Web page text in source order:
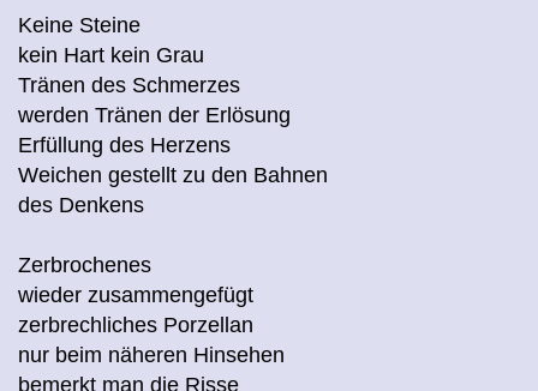
Keine Steine
kein Hart kein Grau
Tränen des Schmerzes
werden Tränen der Erlösung
Erfüllung des Herzens
Weichen gestellt zu den Bahnen
des Denkens
Zerbrochenes
wieder zusammengefügt
zerbrechliches Porzellan
nur beim näheren Hinsehen
bemerkt man die Risse